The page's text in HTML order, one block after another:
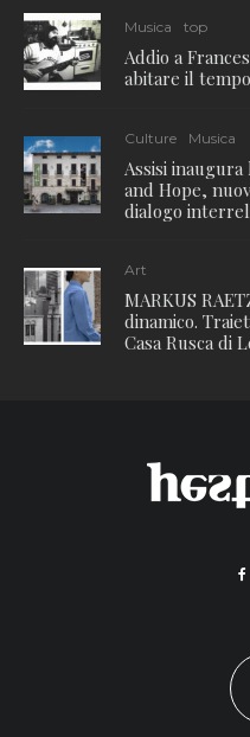
Musica top
Addio a
abitare il tempo
Culture Musica
Assisi
and Hope,
dialogo
Art
MARKUS
dinamico.
Casa Rusca di